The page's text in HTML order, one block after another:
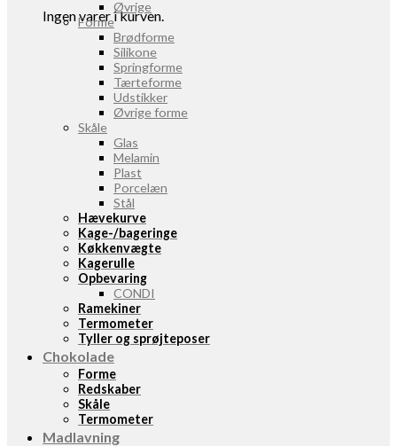
Ingen varer i kurven.
Øvrige
Forme
Brødforme
Silikone
Springforme
Tærteforme
Udstikker
Øvrige forme
Skåle
Glas
Melamin
Plast
Porcelæn
Stål
Hævekurve
Kage-/bageringe
Køkkenvægte
Kagerulle
Opbevaring
CONDI
Ramekiner
Termometer
Tyller og sprøjteposer
Chokolade
Forme
Redskaber
Skåle
Termometer
Madlavning